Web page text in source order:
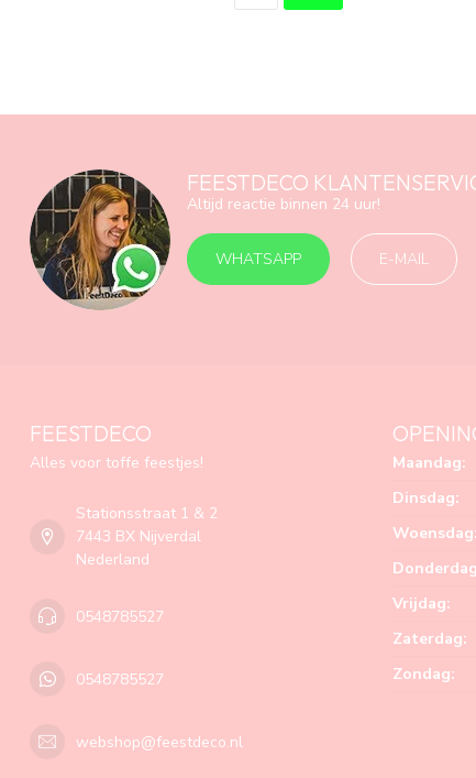
FEESTDECO
Altijd reactie binnen 24 uur!
WHATSAPP E-MAIL
FEESTDECO
Alles voor toffe feestjes!
Stationsstraat 1 & 2
7443 BX Nijverdal
Nederland
0548785527
0548785527
webshop@feestdeco.nl
Maandag:
Dinsdag:
Woensdag:
Vrijdag:
Zaterdag:
Zondag: